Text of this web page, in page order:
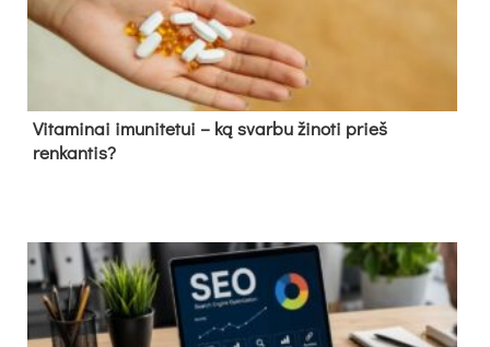
Vitaminai imunitetui – ką svarbu žinoti prieš
renkantis?